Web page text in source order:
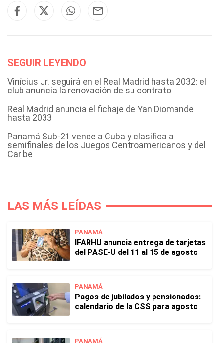
SEGUIR LEYENDO
Vinícius Jr. seguirá en el Real Madrid hasta 2032: el
club anuncia la renovación de su contrato
Real Madrid anuncia el fichaje de Yan Diomande
hasta 2033
Panamá Sub-21 vence a Cuba y clasifica a
semifinales de los Juegos Centroamericanos y del
Caribe
LAS MÁS LEÍDAS
PANAMÁ
IFARHU anuncia entrega de tarjetas
del PASE-U del 11 al 15 de agosto
PANAMÁ
Pagos de jubilados y pensionados:
calendario de la CSS para agosto
PANAMÁ